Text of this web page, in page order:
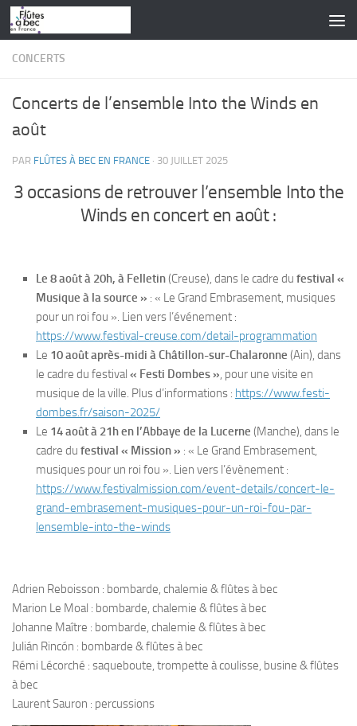
Skip to content
CONCERTS
Concerts de l’ensemble Into the Winds en
août
PAR FLÛTES À BEC EN FRANCE · 30 JUILLET 2025
3 occasions de retrouver l’ensemble Into the
Winds en concert en août :
Le 8 août à 20h, à Felletin(Creuse), dans le cadre du festival «
Musique à la source » : « Le Grand Embrasement, musiques
pour un roi fou ». Lien vers l’événement :
https://www.festival-creuse.com/detail-programmation
Le 10 août après-midi à Châtillon-sur-Chalaronne (Ain), dans
le cadre du festival « Festi Dombes », pour une visite en
musique de la ville. Plus d’informations : https://www.festi-
dombes.fr/saison-2025/
Le 14 août à 21h en l’Abbaye de la Lucerne (Manche), dans le
cadre du festival « Mission » : « Le Grand Embrasement,
musiques pour un roi fou ». Lien vers l’évènement :
https://www.festivalmission.com/event-details/concert-le-
grand-embrasement-musiques-pour-un-roi-fou-par-
lensemble-into-the-winds
Adrien Reboisson : bombarde, chalemie & flûtes à bec
Marion Le Moal : bombarde, chalemie & flûtes à bec
Johanne Maître : bombarde, chalemie & flûtes à bec
Julián Rincón : bombarde & flûtes à bec
Rémi Lécorché : saqueboute, trompette à coulisse, busine & flûtes
à bec
Laurent Sauron : percussions